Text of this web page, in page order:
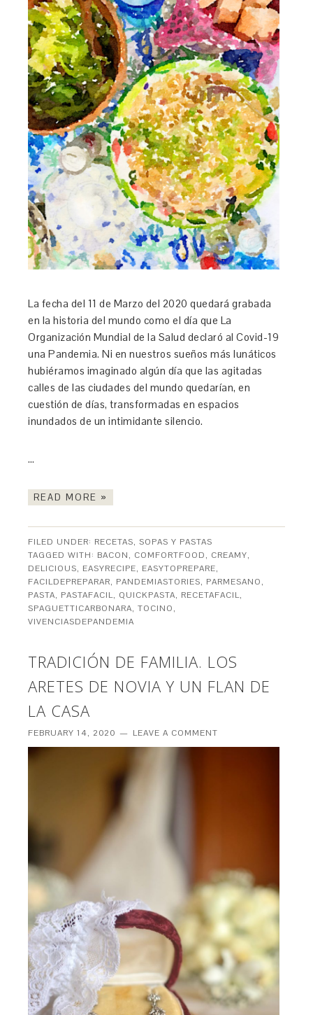
La fecha del 11 de Marzo del 2020 quedará grabada
en la historia del mundo como el día que La
Organización Mundial de la Salud declaró al Covid-19
una Pandemia. Ni en nuestros sueños más lunáticos
hubiéramos imaginado algún día que las agitadas
calles de las ciudades del mundo quedarían, en
cuestión de días, transformadas en espacios
inundados de un intimidante silencio.
…
READ MORE »
FILED UNDER: RECETAS,SOPAS Y PASTAS
TAGGED WITH: BACON, COMFORTFOOD, CREAMY,
DELICIOUS, EASYRECIPE, EASYTOPREPARE,
FACILDEPREPARAR, PANDEMIASTORIES, PARMESANO,
PASTA, PASTAFACIL, QUICKPASTA, RECETAFACIL,
SPAGUETTICARBONARA,TOCINO,
VIVENCIASDEPANDEMIA
TRADICIÓN DE FAMILIA. LOS
ARETES DE NOVIA Y UN FLAN DE
LA CASA
FEBRUARY 14, 2020 LEAVE A COMMENT